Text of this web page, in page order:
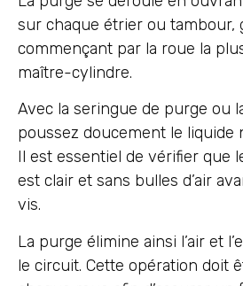
sur chaque étrier ou tambour,
commençant par la roue la
maître-cylindre.
Avec la seringue de purge ou
poussez doucement le liquide
Il est essentiel de vérifier que
est clair et sans bulles d’air
vis.
La purge élimine ainsi l’air et
le circuit. Cette opération doit